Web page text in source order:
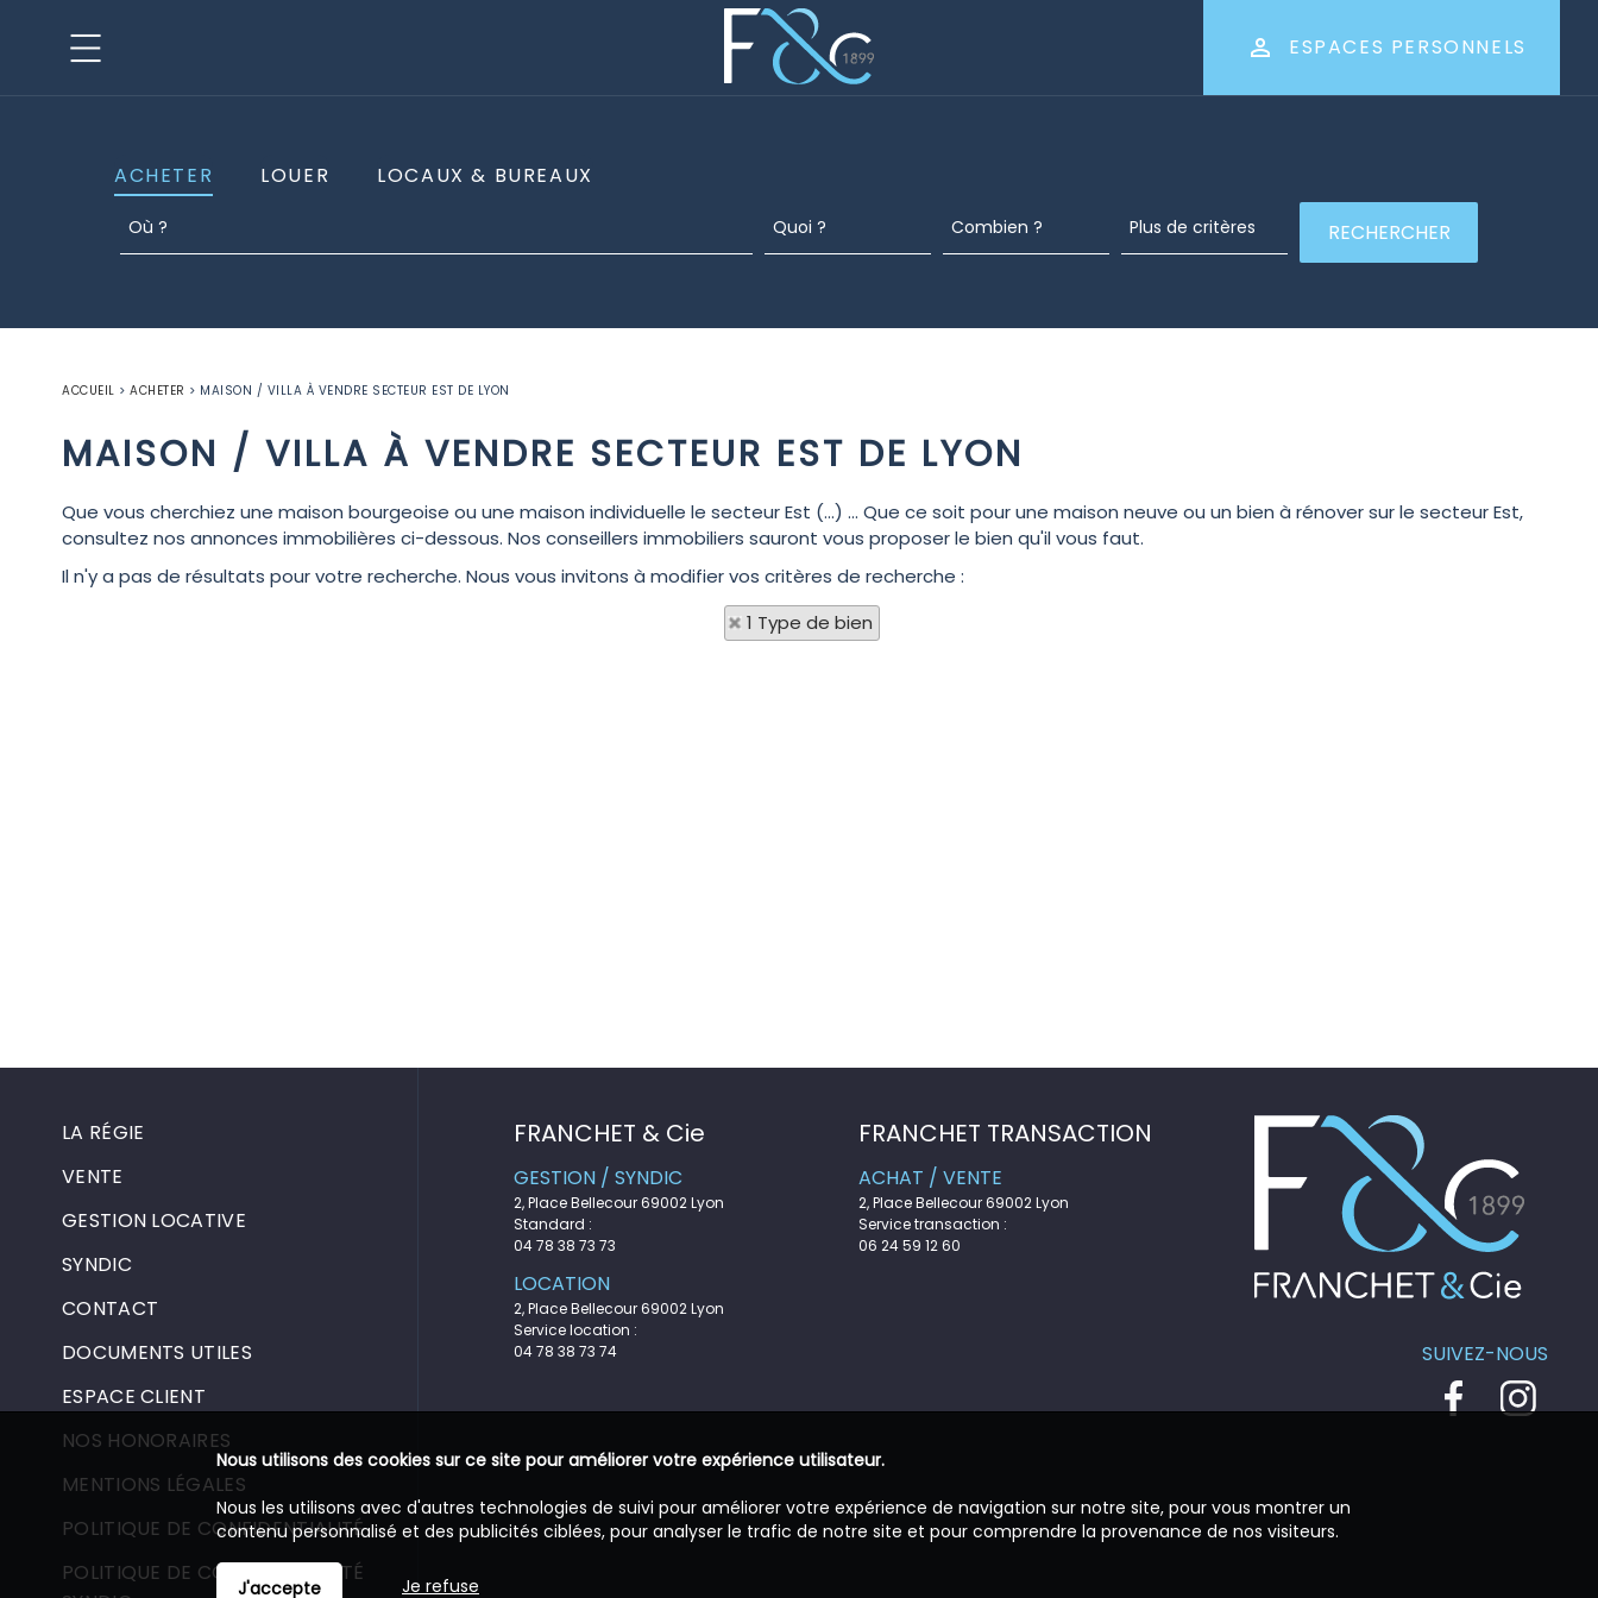
ESPACES PERSONNELS
ACHETER LOUER LOCAUX & BUREAUX
ACCUEIL > ACHETER > MAISON / VILLA À VENDRE SECTEUR EST DE LYON
MAISON / VILLA À VENDRE SECTEUR EST DE LYON
Que vous cherchiez une maison bourgeoise ou une maison individuelle le secteur Est (...) ... Que ce soit pour une maison neuve ou un bien à rénover sur le secteur Est,
consultez nos annonces immobilières ci-dessous. Nos conseillers immobiliers sauront vous proposer le bien qu'il vous faut.
Il n'y a pas de résultats pour votre recherche. Nous vous invitons à modifier vos critères de recherche :
1 Type de bien
LA RÉGIE
VENTE
GESTION LOCATIVE
SYNDIC
CONTACT
DOCUMENTS UTILES
ESPACE CLIENT
NOS HONORAIRES
MENTIONS LÉGALES
POLITIQUE DE CONFIDENTIALITÉ
POLITIQUE DE CONFIDENTIALITÉ
FRANCHET & Cie
GESTION / SYNDIC
2, Place Bellecour 69002 Lyon
Standard :
04 78 38 73 73
LOCATION
2, Place Bellecour 69002 Lyon
Service location :
04 78 38 73 74
FRANCHET TRANSACTION
ACHAT / VENTE
2, Place Bellecour 69002 Lyon
Service transaction :
06 24 59 12 60
SUIVEZ-NOUS
Nous utilisons des cookies sur ce site pour améliorer votre expérience utilisateur.
Nous les utilisons avec d'autres technologies de suivi pour améliorer votre expérience de navigation sur notre site, pour vous montrer un
contenu personnalisé et des publicités ciblées, pour analyser le trafic de notre site et pour comprendre la provenance de nos visiteurs.
J'accepte Je refuse